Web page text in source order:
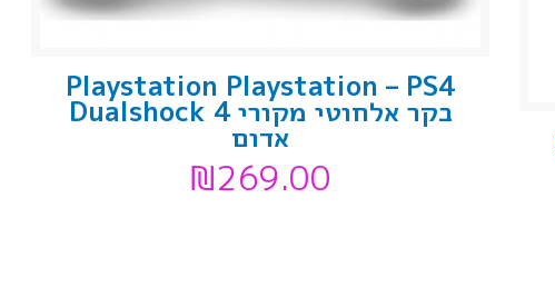
Playstation Playstation – PS4
בקר אלחוטי מקורי Dualshock 4
אדום
₪269.00